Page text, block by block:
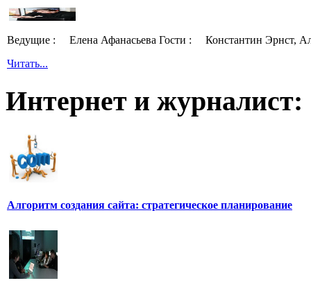
Ведущие : Елена Афанасьева Гости : Константин Эрнст,
Читать...
Интернет и журналист:
Алгоритм создания сайта: стратегическое планирование